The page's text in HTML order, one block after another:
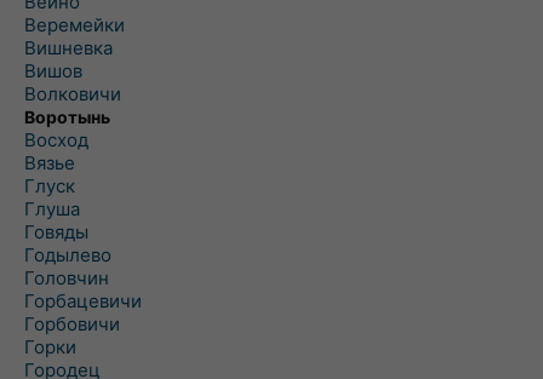
Веремейки
Вишневка
Вишов
Волковичи
Воротынь
Восход
Вязье
Глуск
Глуша
Говяды
Годылево
Головчин
Горбацевичи
Горбовичи
Горки
Городец